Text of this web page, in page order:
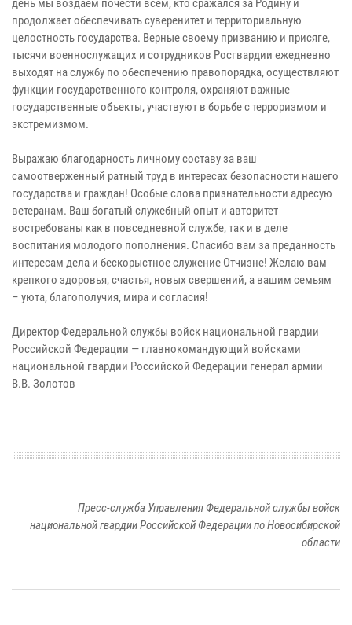
день мы воздаем почести всем, кто сражался за Родину и
продолжает обеспечивать суверенитет и территориальную
целостность государства. Верные своему призванию и присяге,
тысячи военнослужащих и сотрудников Росгвардии ежедневно
выходят на службу по обеспечению правопорядка, осуществляют
функции государственного контроля, охраняют важные
государственные объекты, участвуют в борьбе с терроризмом и
экстремизмом.
Выражаю благодарность личному составу за ваш
самоотверженный ратный труд в интересах безопасности нашего
государства и граждан! Особые слова признательности адресую
ветеранам. Ваш богатый служебный опыт и авторитет
востребованы как в повседневной службе, так и в деле
воспитания молодого пополнения. Спасибо вам за преданность
интересам дела и бескорыстное служение Отчизне! Желаю вам
крепкого здоровья, счастья, новых свершений, а вашим семьям
– уюта, благополучия, мира и согласия!
Директор Федеральной службы войск национальной гвардии
Российской Федерации — главнокомандующий войсками
национальной гвардии Российской Федерации генерал армии
В.В. Золотов
Пресс-служба Управления Федеральной службы войск
национальной гвардии Российской Федерации по Новосибирской
области